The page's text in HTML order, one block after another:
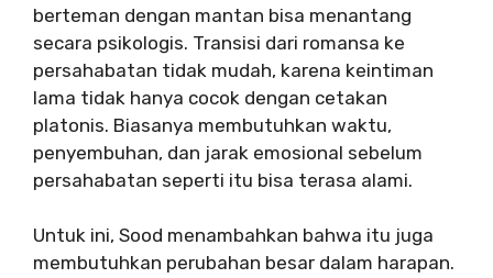
berteman dengan mantan bisa menantang
secara psikologis. Transisi dari romansa ke
persahabatan tidak mudah, karena keintiman
lama tidak hanya cocok dengan cetakan
platonis. Biasanya membutuhkan waktu,
penyembuhan, dan jarak emosional sebelum
persahabatan seperti itu bisa terasa alami.
Untuk ini, Sood menambahkan bahwa itu juga
membutuhkan perubahan besar dalam harapan.